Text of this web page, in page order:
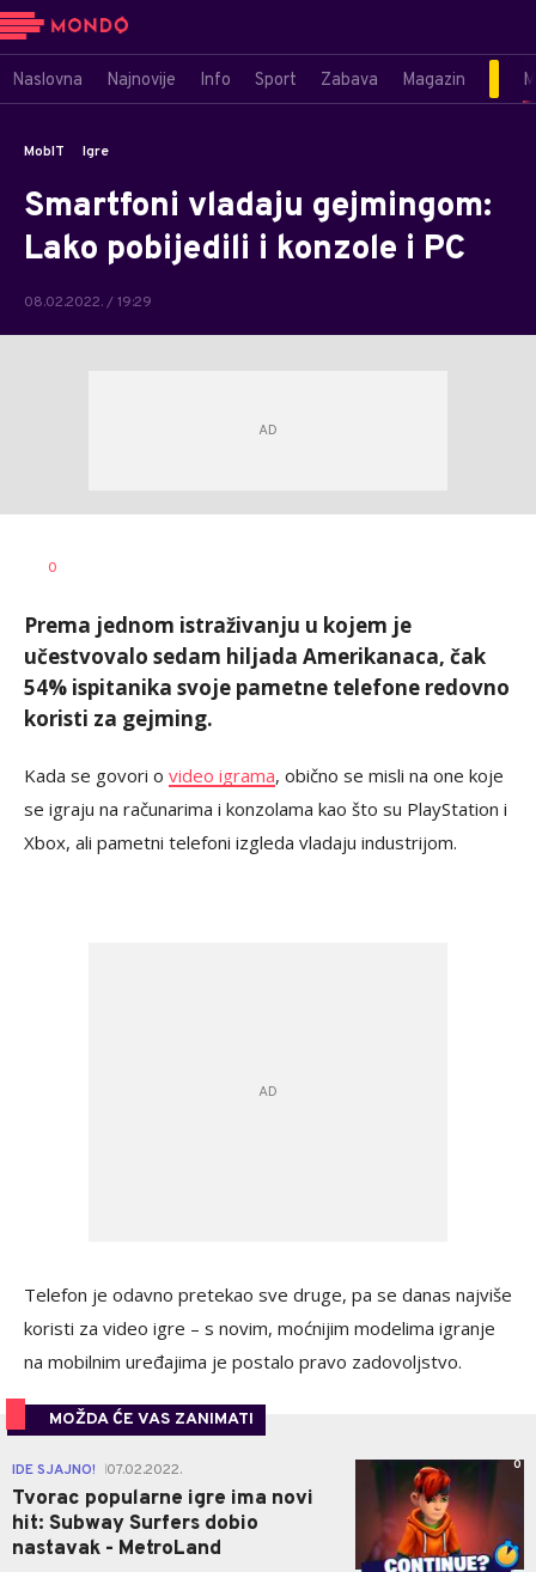
Naslovna Najnovije Info Sport Zabava Magazin
MobIT Igre
Smartfoni vladaju gejmingom:
Lako pobijedili i konzole i PC
08.02.2022. / 19:29
AUTOR
0
Prema jednom istraživanju u kojem je
učestvovalo sedam hiljada Amerikanaca, čak
54% ispitanika svoje pametne telefone redovno
koristi za gejming.
Kada se govori o video igrama, obično se misli na one koje
se igraju na računarima i konzolama kao što su PlayStation i
Xbox, ali pametni telefoni izgleda vladaju industrijom.
Telefon je odavno pretekao sve druge, pa se danas najviše
koristi za video igre – s novim, moćnijim modelima igranje
na mobilnim uređajima je postalo pravo zadovoljstvo.
MOŽDA ĆE VAS ZANIMATI
IDE SJAJNO! 07.02.2022.
Tvorac popularne igre ima novi
hit: Subway Surfers dobio
nastavak - MetroLand
0